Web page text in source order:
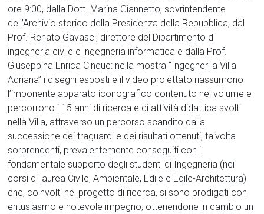
ore 9:00, dalla Dott. Marina Giannetto, sovrintendente
dell’Archivio storico della Presidenza della Repubblica, dal
Prof. Renato Gavasci, direttore del Dipartimento di
ingegneria civile e ingegneria informatica e dalla Prof.
Giuseppina Enrica Cinque: nella mostra “Ingegneri a Villa
Adriana” i disegni esposti e il video proiettato riassumono
l’imponente apparato iconografico contenuto nel volume e
percorrono i 15 anni di ricerca e di attività didattica svolti
nella Villa, attraverso un percorso scandito dalla
successione dei traguardi e dei risultati ottenuti, talvolta
sorprendenti, prevalentemente conseguiti con il
fondamentale supporto degli studenti di Ingegneria (nei
corsi di laurea Civile, Ambientale, Edile e Edile-Architettura)
che, coinvolti nel progetto di ricerca, si sono prodigati con
entusiasmo e notevole impegno, ottenendone in cambio un